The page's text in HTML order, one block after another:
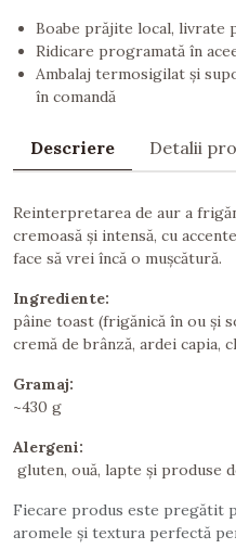
Boabe prăjite local, livrate
Ridicare programată în
Ambalaj termosigilat și
în comandă
Descriere Detalii
Reinterpretarea de aur a
cremoasă și intensă, cu
face să vrei încă o mușcătură.
Ingrediente:
pâine toast (frigănică în ou și
cremă de brânză, ardei capia,
Gramaj:
~430 g
Alergeni:
gluten, ouă, lapte și produse
Fiecare produs este pregătit
aromele și textura perfectă